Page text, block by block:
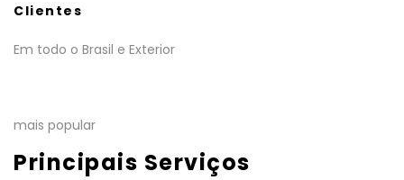
Clientes
Em todo o Brasil e Exterior
mais popular
Principais Serviços